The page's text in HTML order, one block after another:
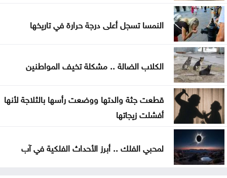
النمسا تسجل أعلى درجة حرارة في تاريخها
الكلاب الضالة .. مشكلة تخيف المواطنين
قطعت جثة والدتها ووضعت رأسها بالثلاجة لأنها
أفشلت زيجاتها
لمحبي الفلك .. أبرز الأحداث الفلكية في آب